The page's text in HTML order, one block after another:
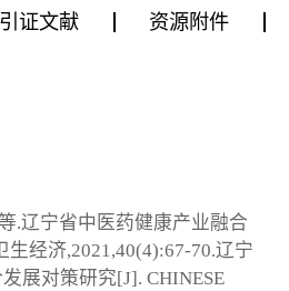
引证文献 资源附件
.辽宁省中医药健康产业融合
经济,2021,40(4):67-70.辽宁
展对策研究[J]. CHINESE